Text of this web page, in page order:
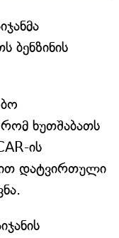
ბენზინის
რომ ხუთშაბათს
ის
დატვირთული